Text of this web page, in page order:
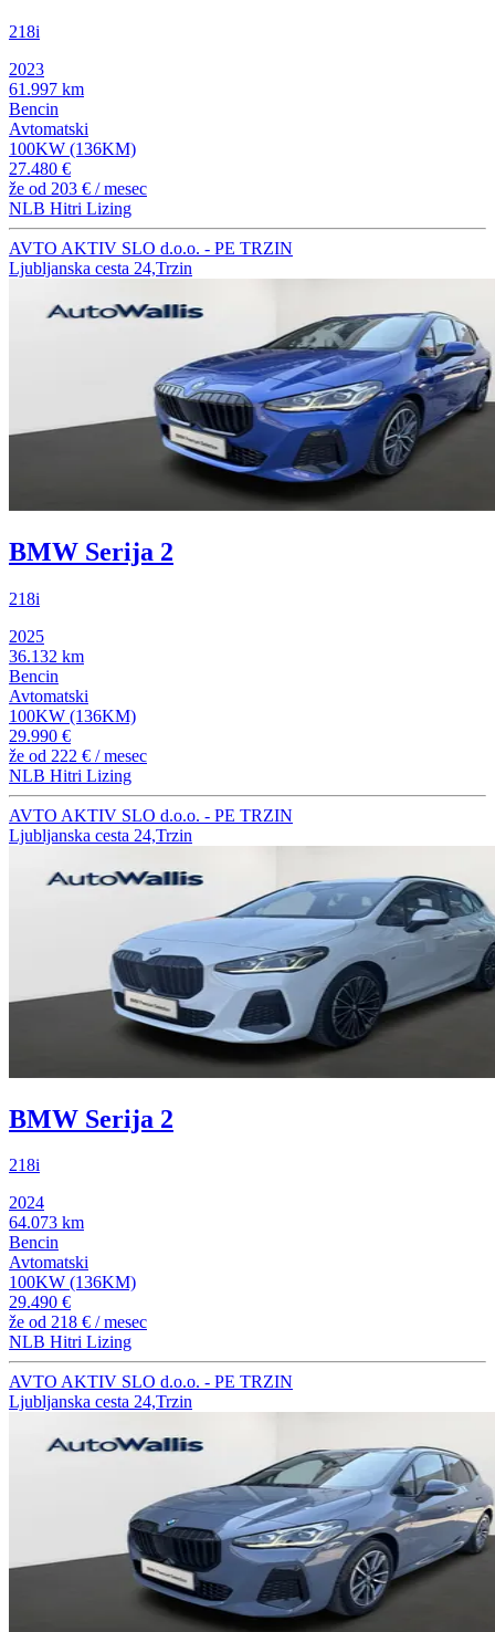
218i
2023
61.997 km
Bencin
Avtomatski
100KW (136KM)
27.480 €
že od 203 € / mesec
NLB Hitri Lizing
AVTO AKTIV SLO d.o.o. - PE TRZIN
Ljubljanska cesta 24,Trzin
BMW Serija 2
218i
2025
36.132 km
Bencin
Avtomatski
100KW (136KM)
29.990 €
že od 222 € / mesec
NLB Hitri Lizing
AVTO AKTIV SLO d.o.o. - PE TRZIN
Ljubljanska cesta 24,Trzin
BMW Serija 2
218i
2024
64.073 km
Bencin
Avtomatski
100KW (136KM)
29.490 €
že od 218 € / mesec
NLB Hitri Lizing
AVTO AKTIV SLO d.o.o. - PE TRZIN
Ljubljanska cesta 24,Trzin